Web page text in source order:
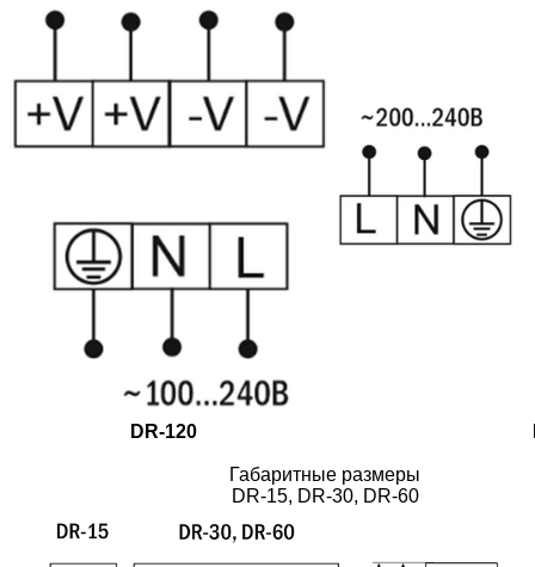
DR-120
Габаритные размеры
DR-15, DR-30, DR-60